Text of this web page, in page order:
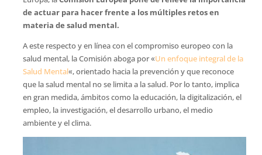
de actuar para hacer frente a los múltiples retos en
materia de salud mental.
A este respecto y en línea con el compromiso europeo con la
salud mental, la Comisión aboga por «Un enfoque integral de la
Salud Mental«, orientado hacia la prevención y que reconoce
que la salud mental no se limita a la salud. Por lo tanto, implica
en gran medida, ámbitos como la educación, la digitalización, el
empleo, la investigación, el desarrollo urbano, el medio
ambiente y el clima.